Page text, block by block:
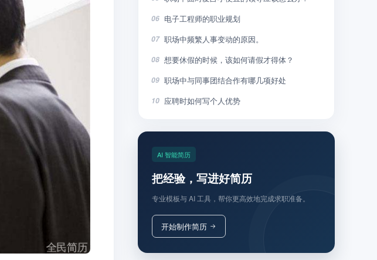
06 电子工程师的职业规划
07 职场中频繁人事变动的原因。
08 想要休假的时候，该如何请假才得体？
09 职场中与同事团结合作有哪几项好处
10 应聘时如何写个人优势
AI 智能简历
把经验，写进好简历
专业模板与 AI 工具，帮你更高效地完成求职准备。
开始制作简历